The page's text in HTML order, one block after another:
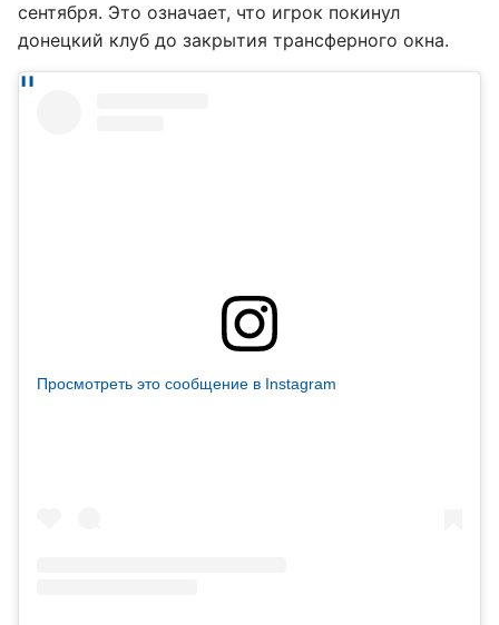
сентября. Это означает, что игрок покинул
донецкий клуб до закрытия трансферного окна.
Просмотреть это сообщение в Instagram